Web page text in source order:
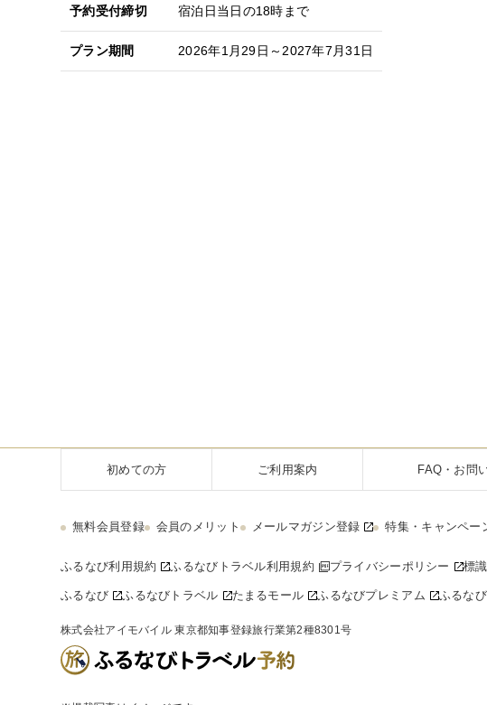
予約受付締切 宿泊日当日の18時まで
プラン期間 2026年1月29日～2027年7月31日
初めての方 ご利用案内 FAQ・お問
無料会員登録 会員のメリット メールマガジン登録 特集・キャンペー
ふるなび利用規約 ふるなびトラベル利用規約 プライバシーポリシー 標識
ふるなび ふるなびトラベル たまるモール ふるなびプレミアム ふるな
株式会社アイモバイル 東京都知事登録旅行業第2種8301号